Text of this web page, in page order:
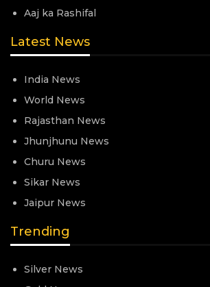
Aaj ka Rashifal
Latest News
India News
World News
Rajasthan News
Jhunjhunu News
Churu News
Sikar News
Jaipur News
Trending
Silver News